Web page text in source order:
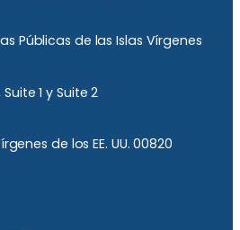
Públicas de las Islas Vírgenes
1 y Suite 2
de los EE. UU. 00820